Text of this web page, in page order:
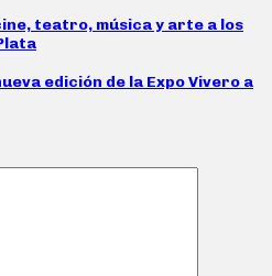
teatro, música y arte a los
edición de la Expo Vivero a